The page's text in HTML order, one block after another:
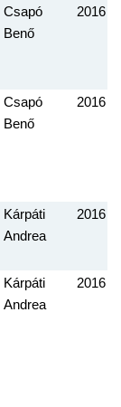
Csapó
Benő
2016
Csapó
Benő
2016
Kárpáti
Andrea
2016
Kárpáti
Andrea
2016